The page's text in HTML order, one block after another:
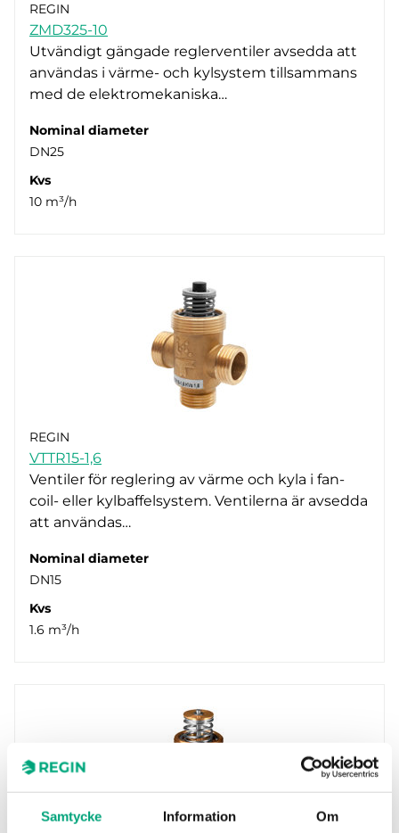
Samtycke Information Om
REGIN
ZMD325-10
Utvändigt gängade reglerventiler avsedda att
användas i värme- och kylsystem tillsammans
med de elektromekaniska…
Nominal diameter
DN25
Kvs
10 m³/h
REGIN
VTTR15-1,6
Ventiler för reglering av värme och kyla i fan-
coil- eller kylbaffelsystem. Ventilerna är avsedda
att användas…
Nominal diameter
DN15
Kvs
1.6 m³/h